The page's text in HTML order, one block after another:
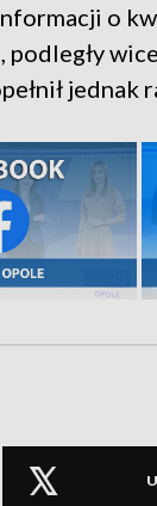
o
podległy
jednak